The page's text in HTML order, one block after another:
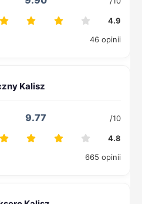
4.9
46 opinii
9.77 /10
4.8
665 opinii